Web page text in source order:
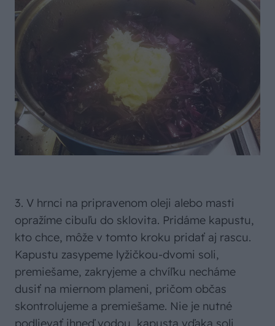
3. V hrnci na pripravenom oleji alebo masti
opražíme cibuľu do sklovita. Pridáme kapustu,
kto chce, môže v tomto kroku pridať aj rascu.
Kapustu zasypeme lyžičkou-dvomi soli,
premiešame, zakryjeme a chvíľku necháme
dusiť na miernom plameni, pričom občas
skontrolujeme a premiešame. Nie je nutné
podlievať ihneď vodou, kapusta vďaka soli